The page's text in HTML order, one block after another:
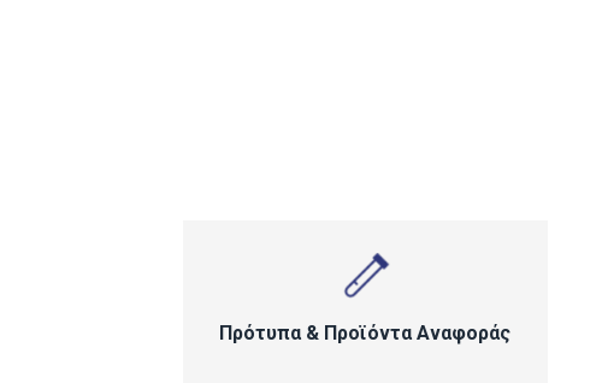
Πρότυπα & Προϊόντα Αναφοράς